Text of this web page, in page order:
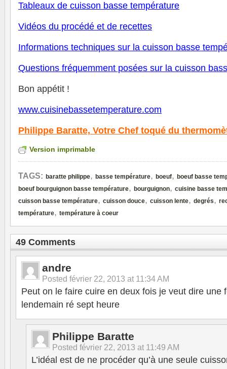
Tableaux de cuisson basse température
Vidéos du procédé et de recettes
Informations techniques sur la cuisson basse
Questions fréquemment posées sur la cuisson
Bon appétit !
www.cuisinebassetemperature.com
Philippe Baratte, Votre Chef toqué du
Version imprimable
TAGS: baratte philippe, basse température, boeuf, boeuf basse
boeuf bourguignon basse température, bourguignon, cuisine basse
cuisson basse température, cuisson douce, cuisson lente, degrés,
température, température à coeur
49 Comments
andre
Posted février 22, 2013 at 11:34 AM
Peut on le faire cuire en deux fois je veut dire une
lendemain ré sept heure
Philippe Baratte
Posted février 22, 2013 at 11:49 AM
L’idéal est de ne procéder qu’à une seule